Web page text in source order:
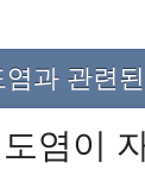
염과 관련
염이